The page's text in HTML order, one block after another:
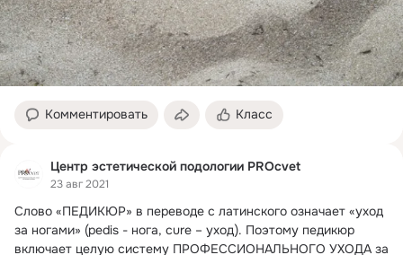
Комментировать Класс
Центр эстетической подологии PROcvet
23 авг 2021
Слово «ПЕДИКЮР» в переводе с латинского означает «уход
за ногами» (pedis - нога, cure – уход). Поэтому педикюр
включает целую систему ПРОФЕССИОНАЛЬНОГО УХОДА за